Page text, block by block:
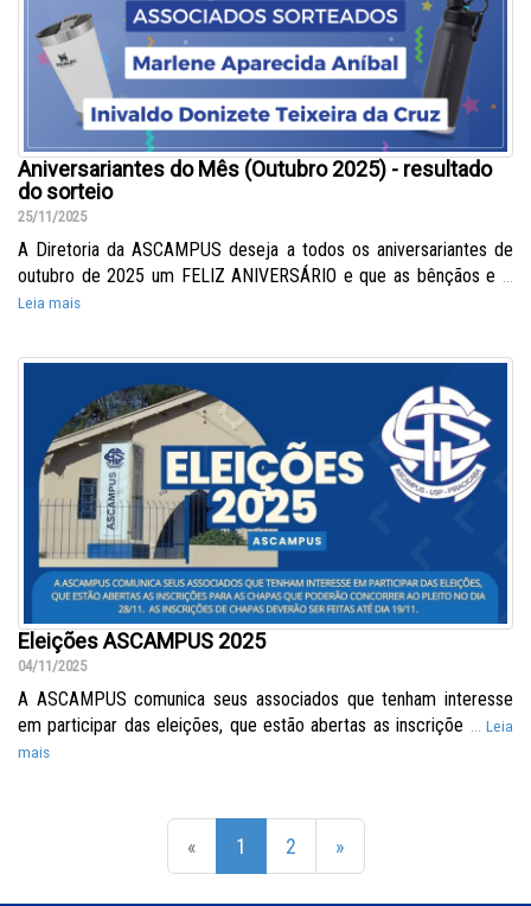
Aniversariantes do Mês (Outubro 2025) - resultado
do sorteio
25/11/2025
A Diretoria da ASCAMPUS deseja a todos os aniversariantes de
outubro de 2025 um FELIZ ANIVERSÁRIO e que as bênçãos e ...
Leia mais
Eleições ASCAMPUS 2025
04/11/2025
A ASCAMPUS comunica seus associados que tenham interesse
em participar das eleições, que estão abertas as inscriçõe
... Leia
mais
« 1 (current)
2(current)
»